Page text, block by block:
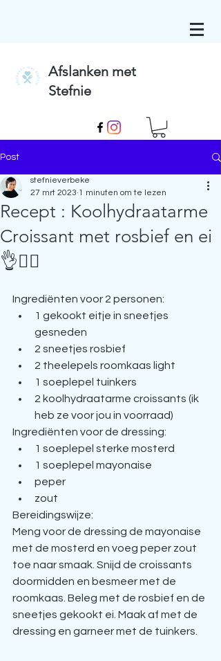
Afslanken met
Stefnie
Post
Recept : Koolhydraatarme
Croissant met rosbief en ei
👌🧚‍♀️
stefnieverbeke
27 mrt 2023 1 minuten om te lezen
Ingrediënten voor 2 personen:
1 gekookt eitje in sneetjes
gesneden
2 sneetjes rosbief
2 theelepels roomkaas light
1 soeplepel tuinkers
2 koolhydraatarme croissants (ik
heb ze voor jou in voorraad)
Ingrediënten voor de dressing:
1 soeplepel sterke mosterd
1 soeplepel mayonaise
peper
zout
Bereidingswijze:
Meng voor de dressing de mayonaise
met de mosterd en voeg peper zout
toe naar smaak. Snijd de croissants
doormidden en besmeer met de
roomkaas. Beleg met de rosbief en de
sneetjes gekookt ei. Maak af met de
dressing en garneer met de tuinkers.